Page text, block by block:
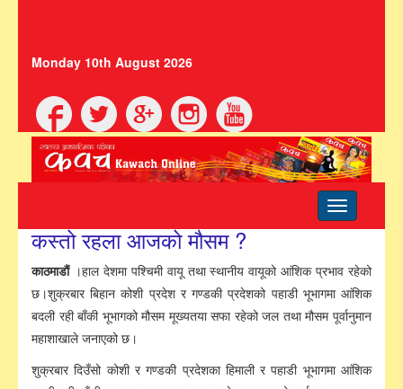
Monday 10th August 2026
Toggle
navigation
कस्तो रहला आजको मौसम ?
काठमाडौं।हाल देशमा पश्चिमी वायू तथा स्थानीय वायूको आंशिक प्रभाव रहेको
छ।शुक्रबार बिहान कोशी प्रदेश र गण्डकी प्रदेशको पहाडी भूभागमा आंशिक
बदली रही बाँकी भूभागको मौसम मूख्यतया सफा रहेको जल तथा मौसम पूर्वानुमान
महाशाखाले जनाएको छ।
शुक्रबार दिउँसो कोशी र गण्डकी प्रदेशका हिमाली र पहाडी भूभागमा आंशिक